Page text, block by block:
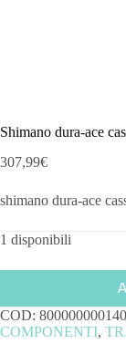
Shimano dura-ace
307,99€
shimano dura-ace
1 disponibili
COD: 800000000140
COMPONENTI,